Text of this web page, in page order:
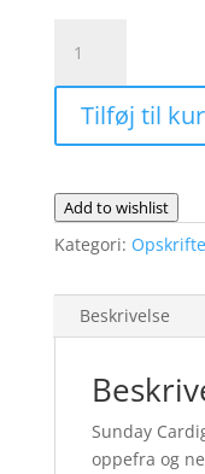
Cardigan
-
Mohair
Edition
fysisk
opskrift
antal
Tilføj til
Add to wishlist
Kategori:
Beskrivelse
Sunday
oppefra og